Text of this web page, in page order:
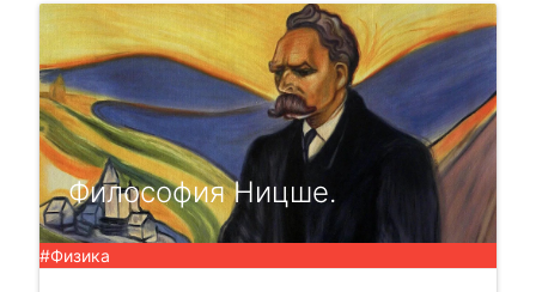
Философия Ницше.
#Физика